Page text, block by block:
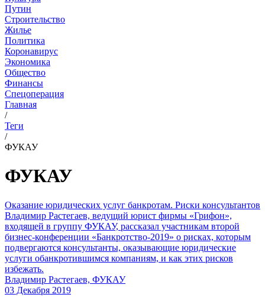
Путин
Строительство
Жилье
Политика
Коронавирус
Экономика
Общество
Финансы
Спецоперация
Главная
/
Теги
/
ФУКАУ
ФУКАУ
Оказание юридических услуг банкротам. Риски консультантов
Владимир Растегаев, ведущий юрист фирмы «Грифон»,
входящей в группу ФУКАУ, рассказал участникам второй
бизнес-конференции «Банкротство-2019» о рисках, которым
подвергаются консультанты, оказывающие юридические
услуги обанкротившимся компаниям, и как этих рисков
избежать.
Владимир Растегаев, ФУКАУ
03 Декабря 2019